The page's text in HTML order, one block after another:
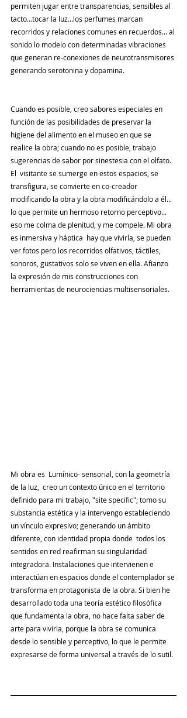
permiten jugar entre transparencias, sensibles al
tacto...tocar la luz...los perfumes marcan
recorridos y relaciones comunes en recuerdos... al
sonido lo modelo con determinadas vibraciones
que generan re-conexiones de neurotransmisores
generando serotonina y dopamina.
Cuando es posible, creo sabores especiales en
función de las posibilidades de preservar la
higiene del alimento en el museo en que se
realice la obra; cuando no es posible, trabajo
sugerencias de sabor por sinestesia con el olfato.
El  visitante se sumerge en estos espacios, se
transfigura, se convierte en co-creador
modificando la obra y la obra modificándolo a él...
lo que permite un hermoso retorno perceptivo...
eso me colma de plenitud, y me compele. Mi obra
es inmersiva y háptica  hay que vivirla, se pueden
ver fotos pero los recorridos olfativos, táctiles,
sonoros, gustativos solo se viven en ella. Afianzo
la expresión de mis construcciones con
herramientas de neurociencias multisensoriales.
Mi obra es  Lumínico- sensorial, con la geometría
de la luz,  creo un contexto único en el territorio
definido para mi trabajo, "site specific"; tomo su
substancia estética y la intervengo estableciendo
un vínculo expresivo; generando un ámbito
diferente, con identidad propia donde  todos los
sentidos en red reafirman su singularidad
integradora. Instalaciones que intervienen e
interactúan en espacios donde el contemplador se
transforma en protagonista de la obra. Si bien he
desarrollado toda una teoría estético filosófica
que fundamenta la obra, no hace falta saber de
arte para vivirla, porque la obra se comunica
desde lo sensible y perceptivo, lo que le permite
expresarse de forma universal a través de lo sutil.